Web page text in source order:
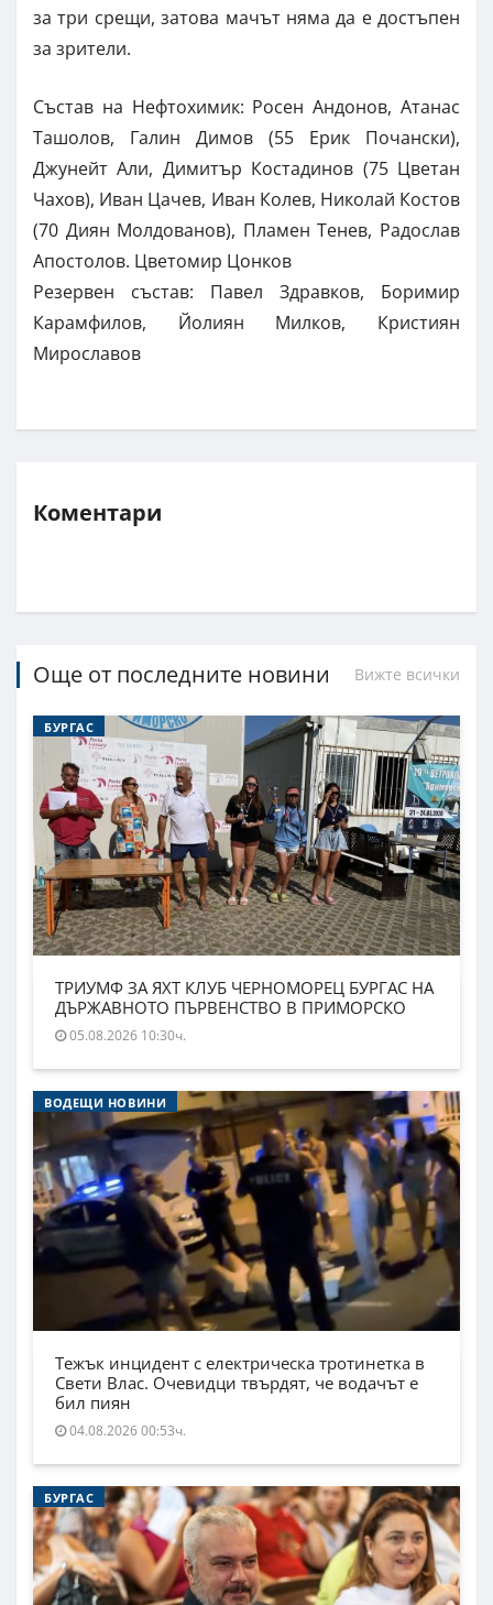
за три срещи, затова мачът няма да е достъпен
за зрители.
Състав на Нефтохимик: Росен Андонов, Атанас
Ташолов, Галин Димов (55 Ерик Почански),
Джунейт Али, Димитър Костадинов (75 Цветан
Чахов), Иван Цачев, Иван Колев, Николай Костов
(70 Диян Молдованов), Пламен Тенев, Радослав
Апостолов. Цветомир Цонков
Резервен състав: Павел Здравков, Боримир
Карамфилов, Йолиян Милков, Кристиян
Мирославов
Коментари
Още от последните новини Вижте всички
БУРГАС
ТРИУМФ ЗА ЯХТ КЛУБ ЧЕРНОМОРЕЦ БУРГАС НА
ДЪРЖАВНОТО ПЪРВЕНСТВО В ПРИМОРСКО
05.08.2026 10:30ч.
ВОДЕЩИ НОВИНИ
Тежък инцидент с електрическа тротинетка в
Свети Влас. Очевидци твърдят, че водачът е
бил пиян
04.08.2026 00:53ч.
БУРГАС